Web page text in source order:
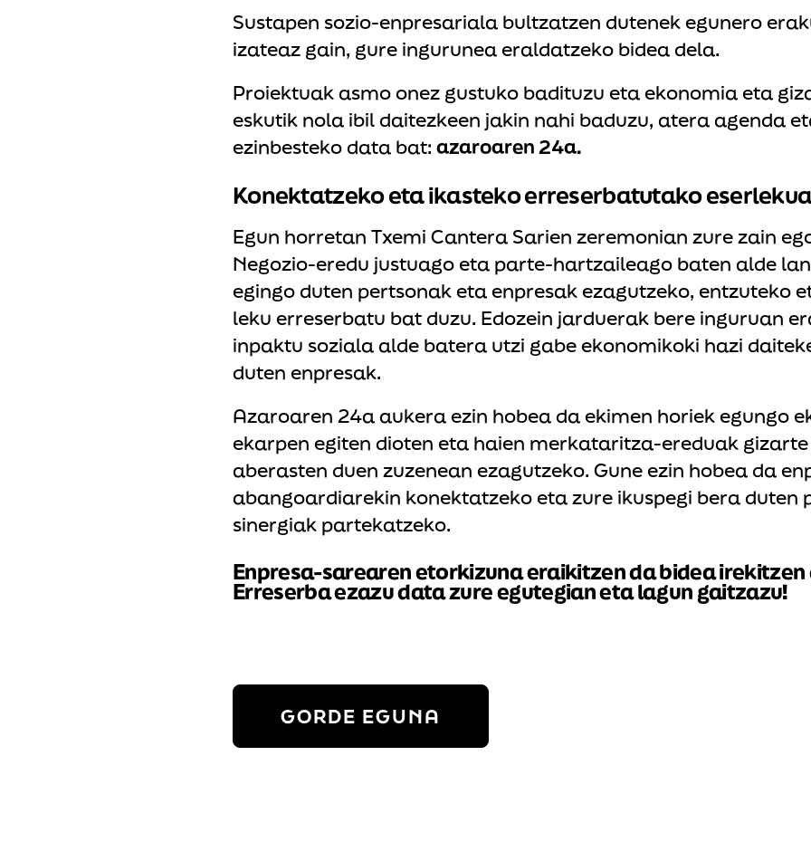
Sustapen sozio-enpresariala bultzatzen dutenek egunero
izateaz gain, gure ingurunea eraldatzeko bidea dela.
Proiektuak asmo onez gustuko badituzu eta ekonomia eta
eskutik nola ibil daitezkeen jakin nahi baduzu, atera agenda
ezinbesteko data bat: azaroaren 24a.
Konektatzeko eta ikasteko erreserbatutako
Egun horretan Txemi Cantera Sarien zeremonian zure zain
Negozio-eredu justuago eta parte-hartzaileago baten alde
egingo duten pertsonak eta enpresak ezagutzeko, entzuteko
leku erreserbatu bat duzu. Edozein jarduerak bere inguruan
inpaktu soziala alde batera utzi gabe ekonomikoki hazi
duten enpresak.
Azaroaren 24a aukera ezin hobea da ekimen horiek egungo
ekarpen egiten dioten eta haien merkataritza-ereduak
aberasten duen zuzenean ezagutzeko. Gune ezin hobea da
abangoardiarekin konektatzeko eta zure ikuspegi bera duten
sinergiak partekatzeko.
Enpresa-sarearen etorkizuna eraikitzen da bidea
Erreserba ezazu data zure egutegian eta lagun gaitzazu!
GORDE EGUNA